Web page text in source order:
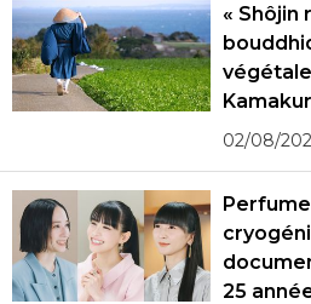
« Shôjin
02/08/
25